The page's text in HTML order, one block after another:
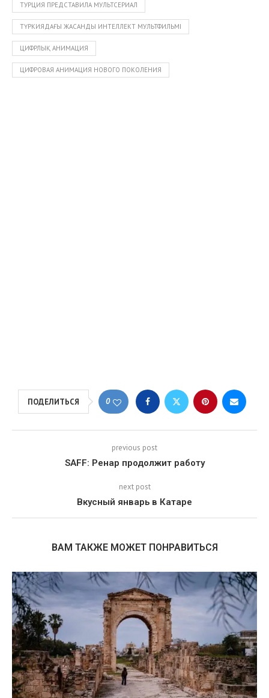
ТУРЦИЯ ПРЕДСТАВИЛА МУЛЬТСЕРИАЛ
ТҮРКИЯДАҒЫ ЖАСАНДЫ ИНТЕЛЛЕКТ МУЛЬТФИЛЬМІ
ЦИФРЛЫҚ АНИМАЦИЯ
ЦИФРОВАЯ АНИМАЦИЯ НОВОГО ПОКОЛЕНИЯ
ПОДЕЛИТЬСЯ 0
previous post
SAFF: Ренар продолжит работу
next post
Вкусный январь в Катаре
ВАМ ТАКЖЕ МОЖЕТ ПОНРАВИТЬСЯ